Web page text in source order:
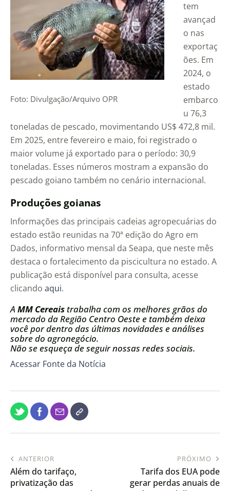
Foto: Divulgação/Arquivo OPR
tem
avançad
o nas
exportaç
ões. Em
2024, o
estado
embarco
u 76,3
toneladas de pescado, movimentando US$ 472,8 mil.
Em 2025, entre fevereiro e maio, foi registrado o
maior volume já exportado para o período: 30,9
toneladas. Esses números mostram a expansão do
pescado goiano também no cenário internacional.
Produções goianas
Informações das principais cadeias agropecuárias do
estado estão reunidas na 70ª edição do Agro em
Dados, informativo mensal da Seapa, que neste mês
destaca o fortalecimento da piscicultura no estado. A
publicação está disponível para consulta, acesse
clicando aqui.
A MM Cereais trabalha com os melhores grãos do
mercado da Região Centro Oeste e também deixa
você por dentro das últimas novidades e análises
sobre do agronegócio.
Não se esqueça de seguir nossas redes sociais.
Acessar Fonte da Notícia
ANTERIOR
Além do tarifaço,
privatização das
PRÓXIMO
Tarifa dos EUA pode
gerar perdas anuais de